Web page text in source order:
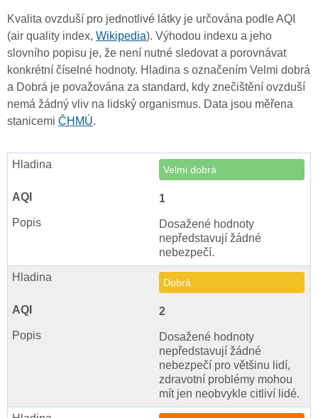
Kvalita ovzduší pro jednotlivé látky je určována podle AQI
(air quality index, Wikipedia). Výhodou indexu a jeho
slovního popisu je, že není nutné sledovat a porovnávat
konkrétní číselné hodnoty. Hladina s označením Velmi dobrá
a Dobrá je považována za standard, kdy znečištění ovzduší
nemá žádný vliv na lidský organismus. Data jsou měřena
stanicemi ČHMÚ.
Velmi dobrá
1
Dosažené hodnoty
nepředstavují žádné
nebezpečí.
Dobrá
2
Dosažené hodnoty
nepředstavují žádné
nebezpečí pro většinu lidí,
zdravotní problémy mohou
mít jen neobvykle citliví lidé.